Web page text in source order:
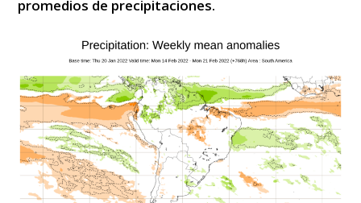
promedios de precipitaciones.